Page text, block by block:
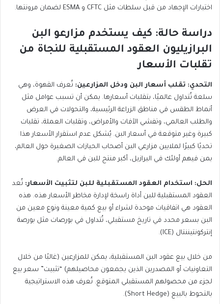
اختبارات الإجهاد من قبل سلطات مثل CFTC و ESMA لضمان مرونتها.
دراسة حالة: كيف يستخدم مزارعو البن
البرازيليون العقود المستقبلية للنجاة من
تقلبات الأسعار
التحدي: تقلب أسعار البن ودخل المزارعين: تُعرف القهوة، وهي
سلعة تُتداول عالميًا، بتقلبات أسعارها. يمكن أن تسبب عوامل مثل
أنماط الطقس في مناطق الزراعة الرئيسية، والتحولات في العرض
والطلب العالمي، وتفشي الآفات والأمراض، وتقلبات العملة، تقلبات
كبيرة وغير متوقعة في أسعار البن. يُشكل عدم استقرار الأسعار هذا
تحديًا كبيرًا لملايين مزارعي البن أصحاب الحيازات الصغيرة حول العالم،
بمن فيهم أولئك في البرازيل، أكبر منتج للبن في العالم.
الحل: استخدام العقود المستقبلية للبن لتثبيت الأسعار: تُعد
العقود المستقبلية للبن أداة راسخة لإدارة مخاطر الأسعار هذه. هذه
العقود هي اتفاقيات موحدة لشراء أو بيع كمية معينة ونوع معين من
البن بسعر محدد في تاريخ مستقبلي، تُتداول في بورصات مثل بورصة
إنتركونتيننتال (ICE).
من خلال بيع عقود البن المستقبلية، يمكن للمزارعين (غالبًا من خلال
التعاونيات أو المصدرين الذين يجمعون محاصيلهم) “تثبيت” سعر بيع
لجزء من محصولهم المستقبلي المتوقع. تُعرف هذه الاستراتيجية
بالتحوط بالبيع (Short Hedge).